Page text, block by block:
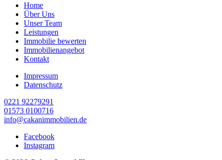
Home
Über Uns
Unser Team
Leistungen
Immobilie bewerten
Immobilienangebot
Kontakt
Impressum
Datenschutz
0221 92279291
01573 0100716
info@cakanimmobilien.de
Facebook
Instagram